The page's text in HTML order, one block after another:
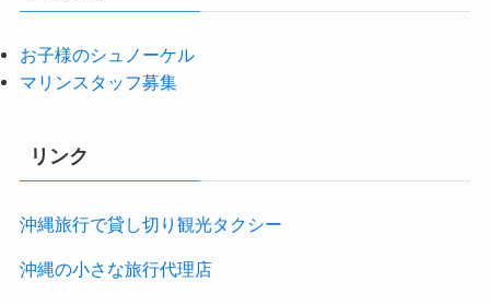
お子様のシュノーケル
マリンスタッフ募集
リンク
沖縄旅行で貸し切り観光タクシー
沖縄の小さな旅行代理店